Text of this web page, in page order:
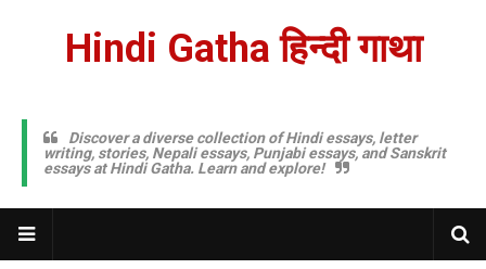
Hindi Gatha हिन्दी गाथा
Discover a diverse collection of Hindi essays, letter
writing, stories, Nepali essays, Punjabi essays, and Sanskrit
essays at Hindi Gatha. Learn and explore!